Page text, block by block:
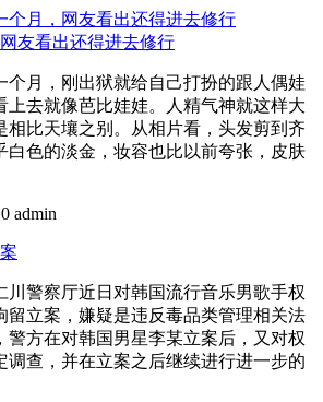
友看出还得进去修行
月，刚出狱就给自己打扮的跟人偶娃
上去就像芭比娃娃。人精气神就这样大
相比天壤之别。从相片看，头发剪到齐
白色的淡金，妆容也比以前夸张，皮肤
admin
川警察厅近日对韩国流行音乐男歌手权
留立案，嫌疑是违反毒品类管理相关法
警方在对韩国男星李某立案后，又对权
调查，并在立案之后继续进行进一步的